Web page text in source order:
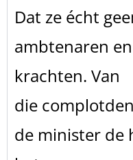
Dat ze écht
ambtenaren
krachten. Van
die
de minister de